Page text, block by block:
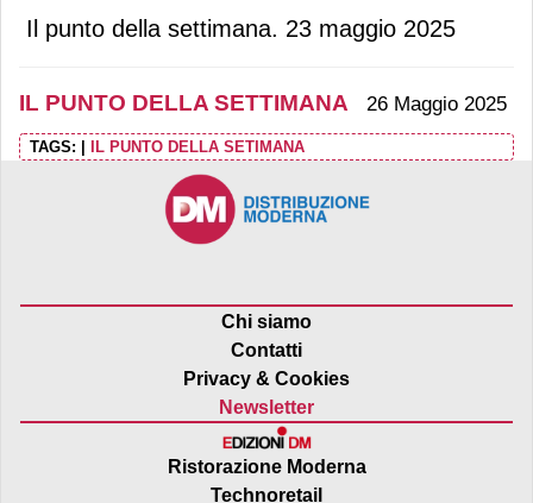
Il punto della settimana. 23 maggio 2025
IL PUNTO DELLA SETTIMANA 26 Maggio 2025
TAGS: IL PUNTO DELLA SETIMANA
Chi siamo
Contatti
Privacy & Cookies
Newsletter
Ristorazione Moderna
Technoretail